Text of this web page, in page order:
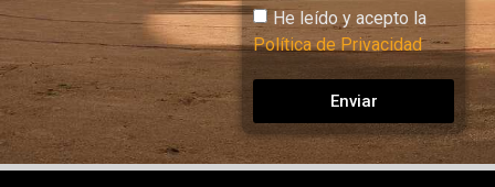
He leído y acepto la
Política de Privacidad
Enviar